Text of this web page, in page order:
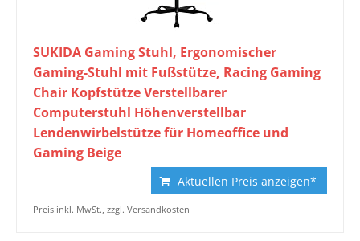
SUKIDA Gaming Stuhl, Ergonomischer
Gaming-Stuhl mit Fußstütze, Racing Gaming
Chair Kopfstütze Verstellbarer
Computerstuhl Höhenverstellbar
Lendenwirbelstütze für Homeoffice und
Gaming Beige
Aktuellen Preis anzeigen*
Preis inkl. MwSt., zzgl. Versandkosten